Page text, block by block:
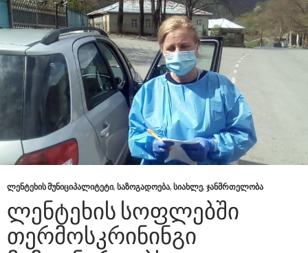
ᲚᲔᲜᲢᲔᲮᲘᲡ ᲛᲣᲜᲘᲪᲘᲞᲐᲚᲘᲢᲔᲢᲘ, ᲡᲐᲖᲝᲒᲐᲓᲝᲔᲑᲐ, ᲡᲘᲐᲮᲚᲔ, ᲯᲐᲜᲛᲠᲗᲔᲚᲝᲑᲐ
ᲚᲔᲜᲢᲔᲮᲘᲡ ᲡᲝᲤᲚᲔᲑᲨᲘ
ᲗᲔᲠᲛᲝᲡᲙᲠᲘᲜᲘᲜᲒᲘ